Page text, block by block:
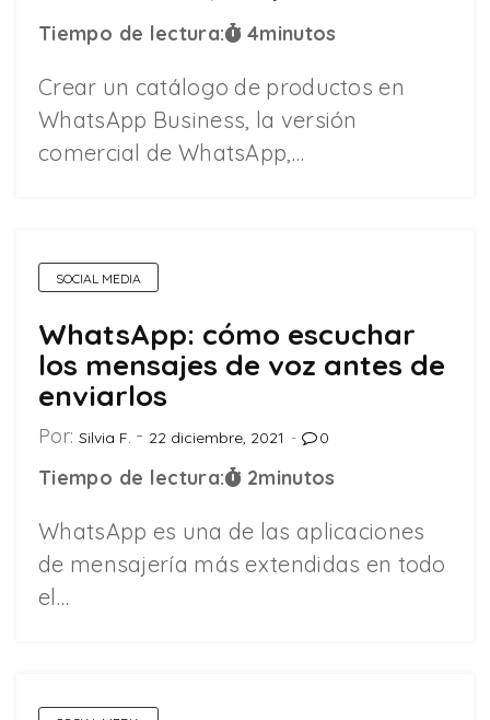
Tiempo de lectura: 4minutos
Crear un catálogo de productos en
WhatsApp Business, la versión
comercial de WhatsApp,…
SOCIAL MEDIA
WhatsApp: cómo escuchar
los mensajes de voz antes de
enviarlos
Por: Silvia F. 22 diciembre, 2021 0
Tiempo de lectura: 2minutos
WhatsApp es una de las aplicaciones
de mensajería más extendidas en todo
el…